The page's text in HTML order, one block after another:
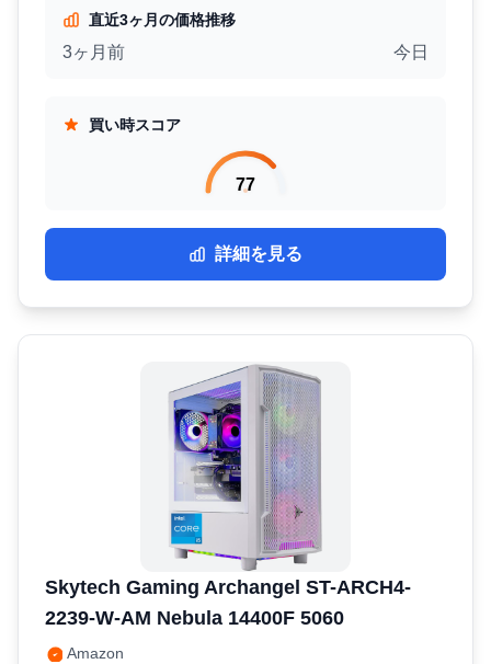
直近3ヶ月の価格推移
3ヶ月前 今日
買い時スコア
77
詳細を見る
Skytech Gaming Archangel ST-ARCH4-
2239-W-AM Nebula 14400F 5060
Amazon